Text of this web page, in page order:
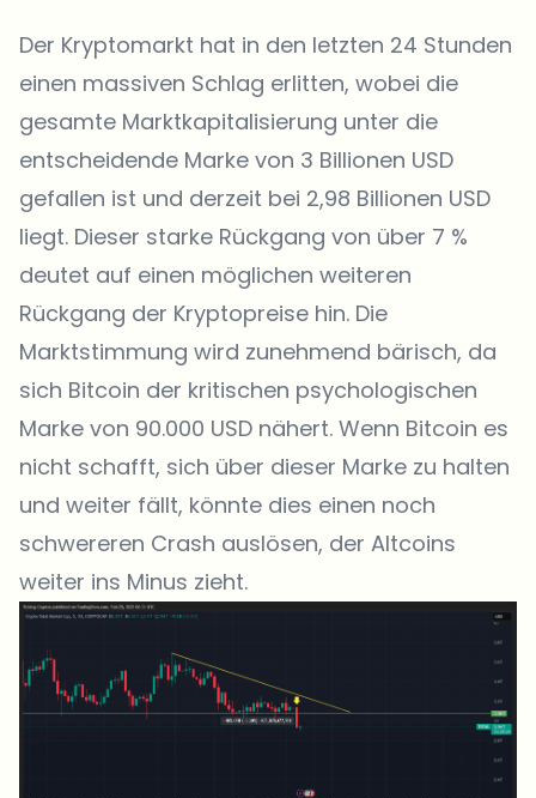
Der Kryptomarkt hat in den letzten 24 Stunden
einen massiven Schlag erlitten, wobei die
gesamte Marktkapitalisierung unter die
entscheidende Marke von 3 Billionen USD
gefallen ist und derzeit bei 2,98 Billionen USD
liegt. Dieser starke Rückgang von über 7 %
deutet auf einen möglichen weiteren
Rückgang der Kryptopreise hin. Die
Marktstimmung wird zunehmend bärisch, da
sich Bitcoin der kritischen psychologischen
Marke von 90.000 USD nähert. Wenn Bitcoin es
nicht schafft, sich über dieser Marke zu halten
und weiter fällt, könnte dies einen noch
schwereren Crash auslösen, der Altcoins
weiter ins Minus zieht.